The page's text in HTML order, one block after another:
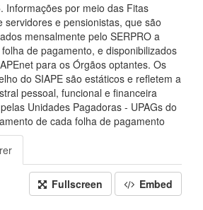
Informações por meio das Fitas
servidores e pensionistas, que são
mensalmente pelo SERPRO a
de pagamento, e disponibilizados
para os Órgãos optantes. Os
do SIAPE são estáticos e refletem a
pessoal, funcional e financeira
Unidades Pagadoras - UPAGs do
de cada folha de pagamento
Fullscreen Embed